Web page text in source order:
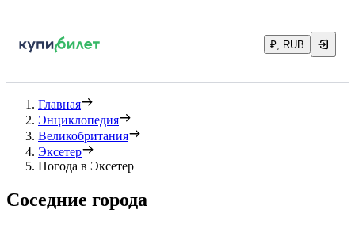
₽, RUB
Главная
Энциклопедия
Великобритания
Эксетер
Погода в Эксетер
Соседние города